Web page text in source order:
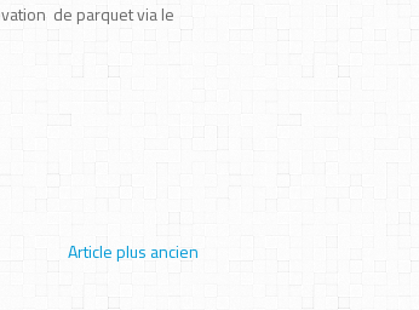
de parquet via le
Article plus ancien